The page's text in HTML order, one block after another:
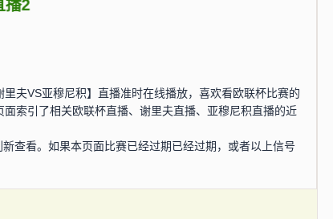
播2
夫VS亚穆尼积】直播准时在线播放，喜欢看欧联杯比赛的
索引了相关欧联杯直播、谢里夫直播、亚穆尼积直播的近
查看。如果本页面比赛已经过期已经过期，或者以上信号